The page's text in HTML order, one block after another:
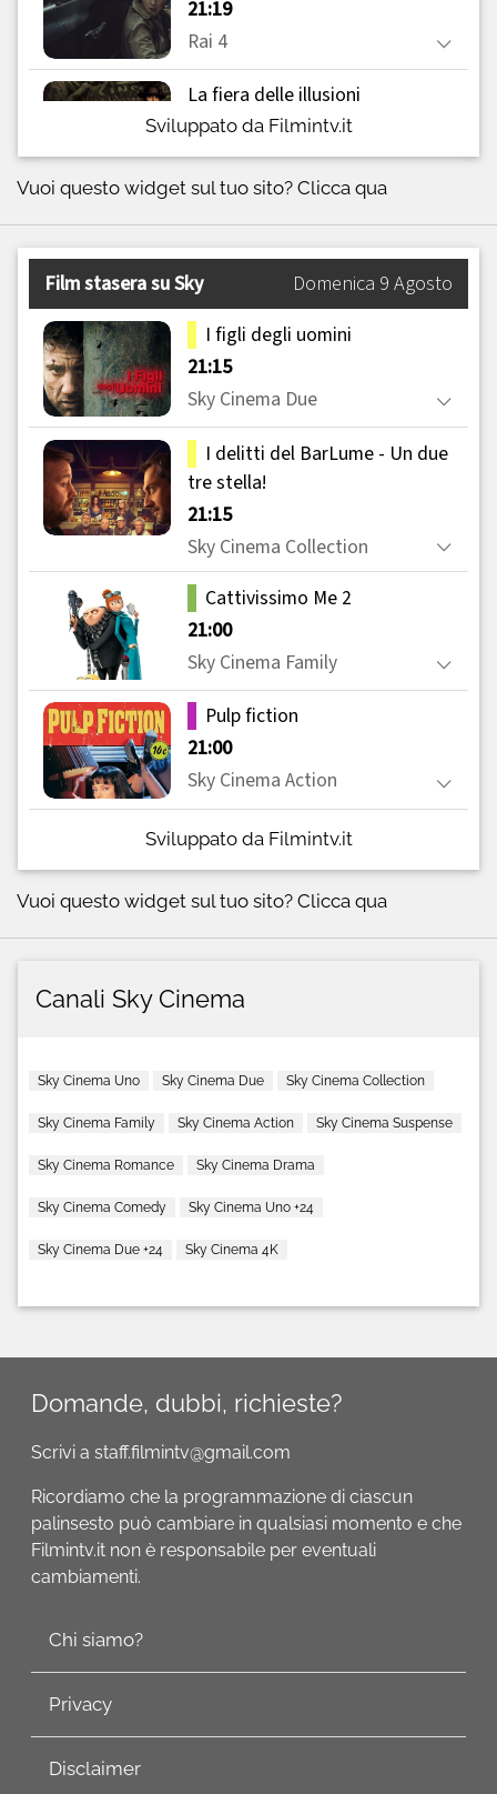
Sviluppato da Filmintv.it
Vuoi questo widget sul tuo sito? Clicca qua
Sviluppato da Filmintv.it
Vuoi questo widget sul tuo sito? Clicca qua
Canali Sky Cinema
Sky Cinema Uno Sky Cinema Due Sky Cinema Collection
Sky Cinema Family Sky Cinema Action Sky Cinema Suspense
Sky Cinema Romance Sky Cinema Drama
Sky Cinema Comedy Sky Cinema Uno +24
Sky Cinema Due +24 Sky Cinema 4K
Domande, dubbi, richieste?
Scrivi a staff.filmintv@gmail.com
Ricordiamo che la programmazione di ciascun
palinsesto può cambiare in qualsiasi momento e che
Filmintv.it non è responsabile per eventuali
cambiamenti.
Chi siamo?
Privacy
Disclaimer